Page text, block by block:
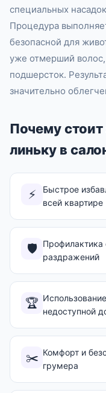
специальных
Процедура
безопасной для
уже отмерший волос,
подшерсток.
значительно
Почему стоит
линьку в
⚡
Быстрое
всей квартире
🛡️
Профилактика
раздражений
🏆
недоступной
✂️ Комфорт и
грумера